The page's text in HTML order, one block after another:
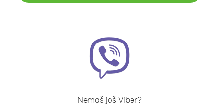
Nemaš još Viber?